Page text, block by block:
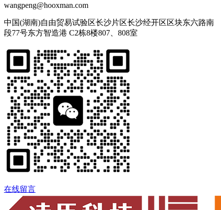
wangpeng@hooxman.com
中国(湖南)自由贸易试验区长沙片区长沙经开区区块东六路南
段77号东方智造港 C2栋8楼807、808室
在线留言